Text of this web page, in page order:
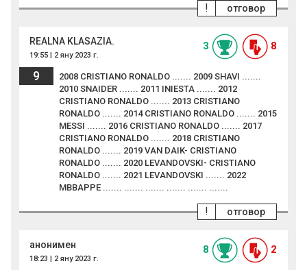
отговор
!
REALNA KLASAZIA.
19:55 | 2 яну 2023 г.
3 8
9
2008 CRISTIANO RONALDO ....... 2009 SHAVI .......
2010 SNAIDER ....... 2011 INIESTA ....... 2012
CRISTIANO RONALDO ....... 2013 CRISTIANO
RONALDO ....... 2014 CRISTIANO RONALDO ....... 2015
MESSI ....... 2016 CRISTIANO RONALDO ....... 2017
CRISTIANO RONALDO ....... 2018 CRISTIANO
RONALDO ....... 2019 VAN DAIK- CRISTIANO
RONALDO ....... 2020 LEVANDOVSKI- CRISTIANO
RONALDO ....... 2021 LEVANDOVSKI ....... 2022
MBBAPPE ....... ....... ....... ....... ....... .......
отговор
!
анонимен
18:23 | 2 яну 2023 г.
8 2